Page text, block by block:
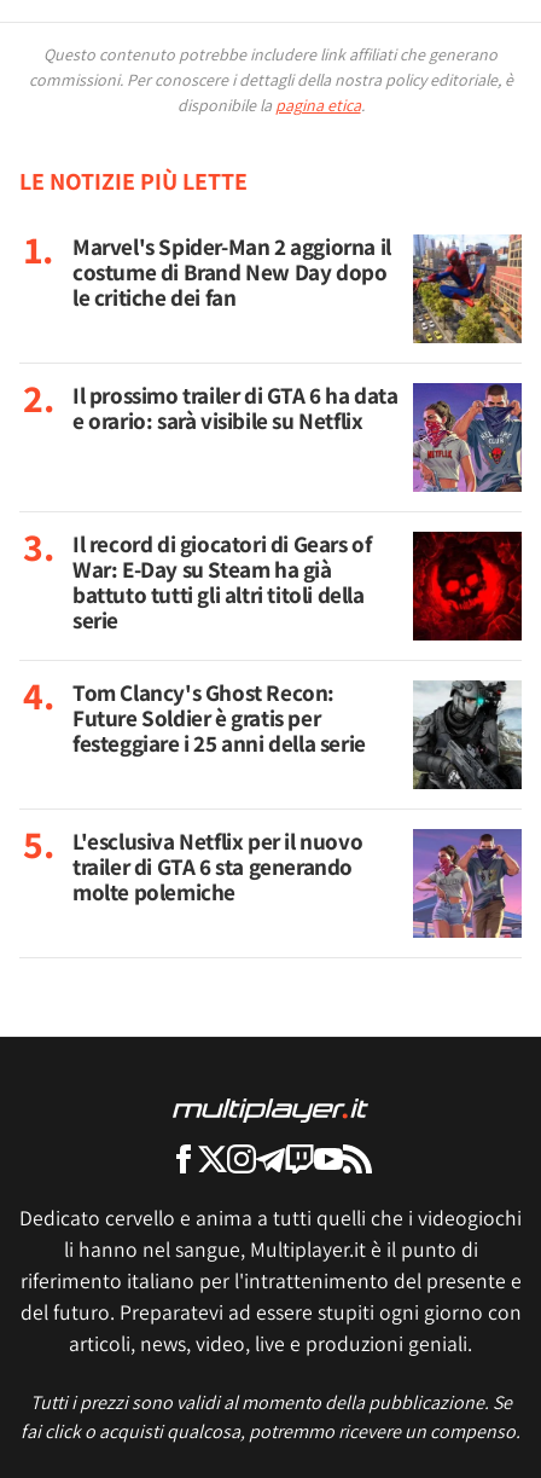
Questo contenuto potrebbe includere link affiliati che generano
commissioni. Per conoscere i dettagli della nostra policy editoriale, è
disponibile la pagina etica.
LE NOTIZIE PIÙ LETTE
Marvel's Spider-Man 2 aggiorna il
costume di Brand New Day dopo
le critiche dei fan
Il prossimo trailer di GTA 6 ha data
e orario: sarà visibile su Netflix
Il record di giocatori di Gears of
War: E-Day su Steam ha già
battuto tutti gli altri titoli della
serie
Tom Clancy's Ghost Recon:
Future Soldier è gratis per
festeggiare i 25 anni della serie
L'esclusiva Netflix per il nuovo
trailer di GTA 6 sta generando
molte polemiche
Dedicato cervello e anima a tutti quelli che i videogiochi
li hanno nel sangue, Multiplayer.it è il punto di
riferimento italiano per l'intrattenimento del presente e
del futuro. Preparatevi ad essere stupiti ogni giorno con
articoli, news, video, live e produzioni geniali.
Tutti i prezzi sono validi al momento della pubblicazione. Se
fai click o acquisti qualcosa, potremmo ricevere un compenso.